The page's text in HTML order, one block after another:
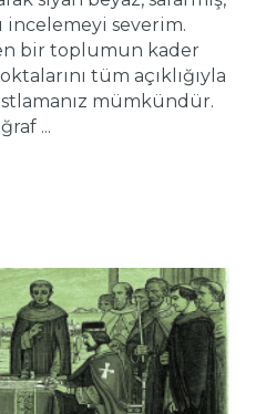
incelemeyi severim.
bir toplumun kader
tüm açıklığıyla
mümkündür.
...